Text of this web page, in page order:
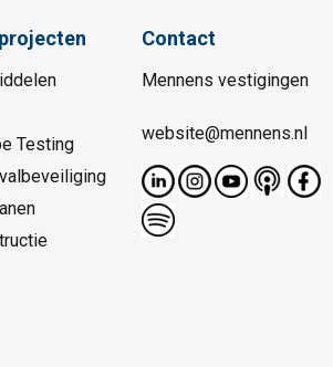
Testing
Contact
Mennens vestigingen
website@mennens.nl